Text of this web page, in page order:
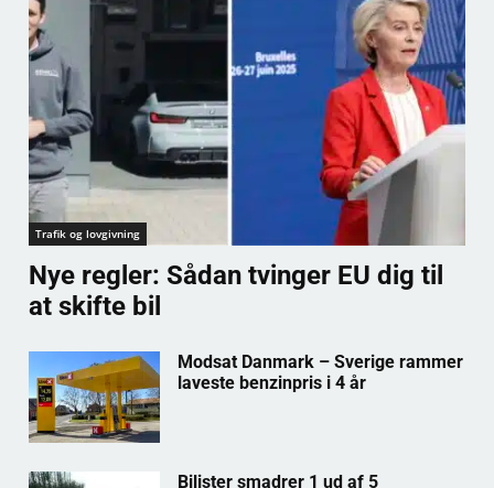
Trafik og lovgivning
Nye regler: Sådan tvinger EU dig til
at skifte bil
Modsat Danmark – Sverige rammer
laveste benzinpris i 4 år
Bilister smadrer 1 ud af 5